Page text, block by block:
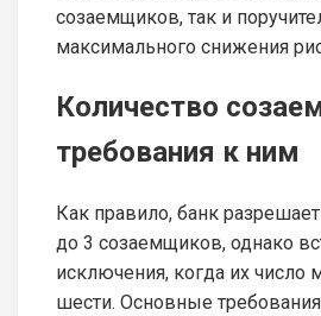
созаемщиков, так и
максимального снижения
Количество
требования к ним
Как правило, банк
до 3 созаемщиков, однако
исключения, когда их число
шести. Основные